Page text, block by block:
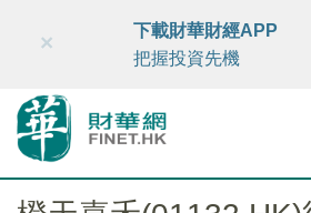
財華智庫網 FINTV FINMETA
×
下載財華財經APP
把握投資先機